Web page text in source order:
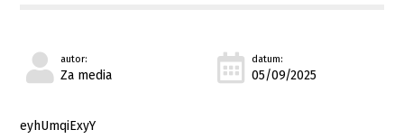
autor:
Za media
datum:
05/09/2025
eyhUmqiExyY